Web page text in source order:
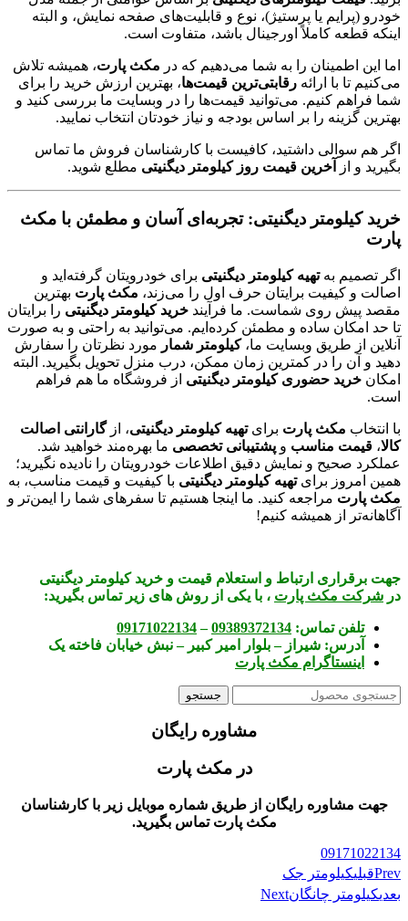
خودرو (پرایم یا پرستیژ)، نوع و قابلیت‌های صفحه نمایش، و البته
اینکه قطعه کاملاً اورجینال باشد، متفاوت است.
اما این اطمینان را به شما می‌دهیم که در مکث پارت، همیشه تلاش
می‌کنیم تا با ارائه رقابتی‌ترین قیمت‌ها، بهترین ارزش خرید را برای
شما فراهم کنیم. می‌توانید قیمت‌ها را در وبسایت ما بررسی کنید و
بهترین گزینه را بر اساس بودجه و نیاز خودتان انتخاب نمایید.
اگر هم سوالی داشتید، کافیست با کارشناسان فروش ما تماس
بگیرید و از
آخرین قیمت روز کیلومتر دیگنیتی مطلع شوید.
خرید کیلومتر دیگنیتی: تجربه‌ای آسان و مطمئن با مکث
پارت
اگر تصمیم بهتهیه کیلومتر دیگنیتی برای خودرویتان گرفته‌اید و
اصالت و کیفیت برایتان حرف اول را می‌زند، مکث پارت بهترین
مقصد پیش روی شماست. ما فرآیند خرید کیلومتر دیگنیتی را برایتان
تا حد امکان ساده و مطمئن کرده‌ایم. می‌توانید به راحتی و به صورت
آنلاین از طریق وبسایت ما،کیلومتر شمار مورد نظرتان را سفارش
دهید و آن را در کمترین زمان ممکن، درب منزل تحویل بگیرید. البته
امکان خرید حضوری کیلومتر دیگنیتی از فروشگاه ما هم فراهم
است.
با انتخاب مکث پارت برایتهیه کیلومتر دیگنیتی، ازگارانتی اصالت
کالا، قیمت مناسب و پشتیبانی تخصصی ما بهره‌مند خواهید شد.
عملکرد صحیح و نمایش دقیق اطلاعات خودرویتان را نادیده نگیرید؛
همین امروز برایتهیه کیلومتر دیگنیتی با کیفیت و قیمت مناسب، به
مکث پارت مراجعه کنید. ما اینجا هستیم تا سفرهای شما را ایمن‌تر و
آگاهانه‌تر از همیشه کنیم!
جهت برقراری ارتباط و استعلام قیمت و خرید کیلومتر دیگنیتی
در شرکت مکث پارت ، با یکی از روش های زیر تماس بگیرید:
تلفن تماس: 09389372134
–
09171022134
آدرس: شیراز – بلوار امیر کبیر – نبش خیابان فاخته یک
اینستاگرام مکث پارت
جستجو
مشاوره رایگان
در مکث پارت
جهت مشاوره رایگان از طریق شماره موبایل زیر با کارشناسان
مکث پارت تماس بگیرید.
09171022134
Prevقبلیکیلومتر جک
بعدیکیلومتر چانگانNext